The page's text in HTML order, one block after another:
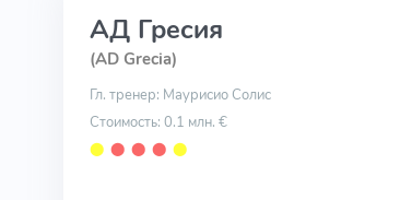
АД Гресия
(AD Grecia)
Гл. тренер: Маурисио Солис
Стоимость: 0.1 млн. €
⬤ ⬤ ⬤ ⬤ ⬤